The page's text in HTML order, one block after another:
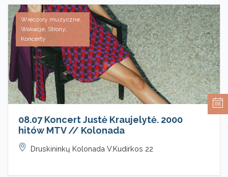
Wieczory muzyczne,
Wakacje, Strony,
Koncerty
08.07 Koncert Justė Kraujelytė. 2000
hitów MTV // Kolonada
Druskininkų Kolonada V.Kudirkos 22
06